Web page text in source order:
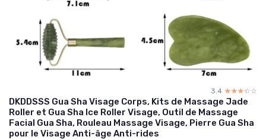
3.4 ☆☆☆☆☆
★★★★★
DKDDSSS Gua Sha Visage Corps, Kits de Massage Jade
Roller et Gua Sha Ice Roller Visage, Outil de Massage
Facial Gua Sha, Rouleau Massage Visage, Pierre Gua Sha
pour le Visage Anti-âge Anti-rides